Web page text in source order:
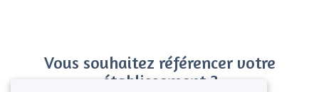
Vous souhaitez référencer votre
établissement ?